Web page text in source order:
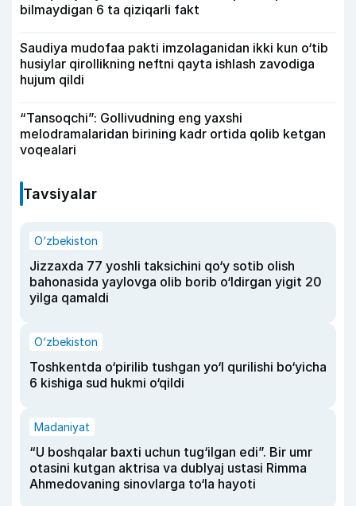
bilmaydigan 6 ta qiziqarli fakt
Saudiya mudofaa pakti imzolaganidan ikki kun o‘tib
husiylar qirollikning neftni qayta ishlash zavodiga
hujum qildi
“Tansoqchi”: Gollivudning eng yaxshi
melodramalaridan birining kadr ortida qolib ketgan
voqealari
Tavsiyalar
O‘zbekiston
Jizzaxda 77 yoshli taksichini qo‘y sotib olish
bahonasida yaylovga olib borib o‘ldirgan yigit 20
yilga qamaldi
O‘zbekiston
Toshkentda o‘pirilib tushgan yo‘l qurilishi bo‘yicha
6 kishiga sud hukmi o‘qildi
Madaniyat
“U boshqalar baxti uchun tug‘ilgan edi”. Bir umr
otasini kutgan aktrisa va dublyaj ustasi Rimma
Ahmedovaning sinovlarga to‘la hayoti